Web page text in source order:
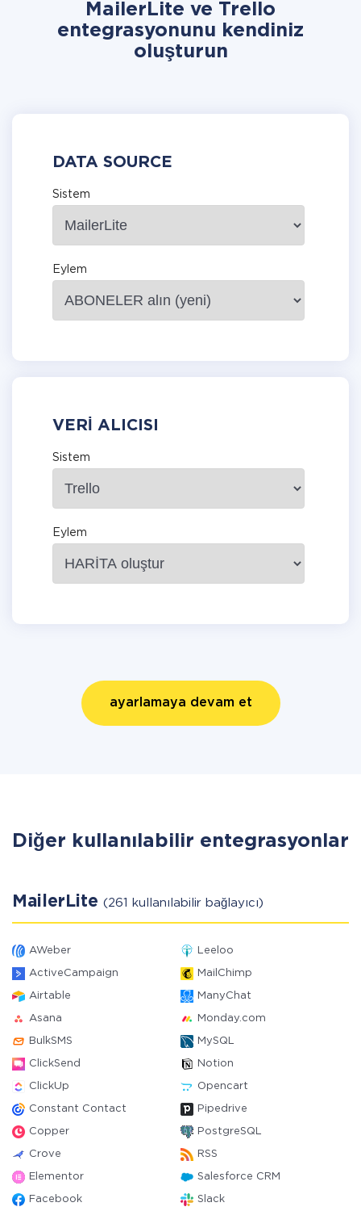
MailerLite ve Trello
entegrasyonunu kendiniz
oluşturun
DATA SOURCE
Sistem
Eylem
VERI ALICISI
Sistem
Eylem
ayarlamaya devam et
Diğer kullanılabilir entegrasyonlar
MailerLite (261 kullanılabilir bağlayıcı)
AWeber Leeloo
ActiveCampaign MailChimp
Airtable ManyChat
Asana Monday.com
BulkSMS MySQL
ClickSend Notion
ClickUp Opencart
Constant Contact Pipedrive
Copper PostgreSQL
Crove RSS
Elementor Salesforce CRM
Facebook Slack